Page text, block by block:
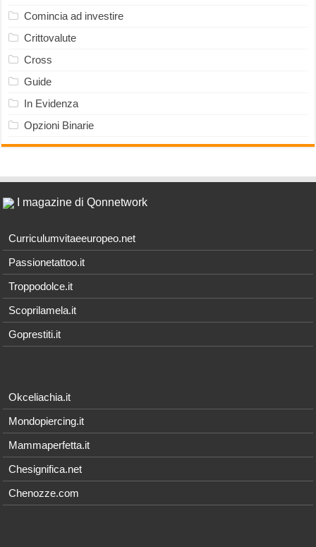
Comincia ad investire
Crittovalute
Cross
Guide
In Evidenza
Opzioni Binarie
I magazine di Qonnetwork
Curriculumvitaeeuropeo.net
Passionetattoo.it
Troppodolce.it
Scoprilamela.it
Goprestiti.it
Okceliachia.it
Mondopiercing.it
Mammaperfetta.it
Chesignifica.net
Chenozze.com